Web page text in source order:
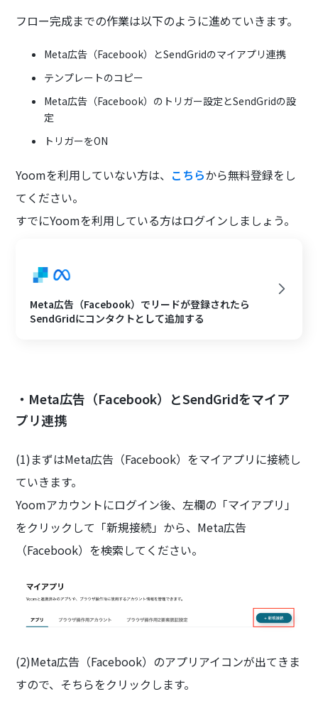
フロー完成までの作業は以下のように進めていきます。
Meta広告（Facebook）とSendGridのマイアプリ連携
テンプレートのコピー
Meta広告（Facebook）のトリガー設定とSendGridの設
定
トリガーをON
Yoomを利用していない方は、 こちらから無料登録をし
てください。
すでにYoomを利用している方はログインしましょう。
Meta広告（Facebook）でリードが登録されたら
SendGridにコンタクトとして追加する
・Meta広告（Facebook）とSendGridをマイア
プリ連携
(1)まずはMeta広告（Facebook）をマイアプリに接続し
ていきます。
Yoomアカウントにログイン後、左欄の「マイアプリ」
をクリックして「新規接続」から、Meta広告
（Facebook）を検索してください。
(2)Meta広告（Facebook）のアプリアイコンが出てきま
すので、そちらをクリックします。